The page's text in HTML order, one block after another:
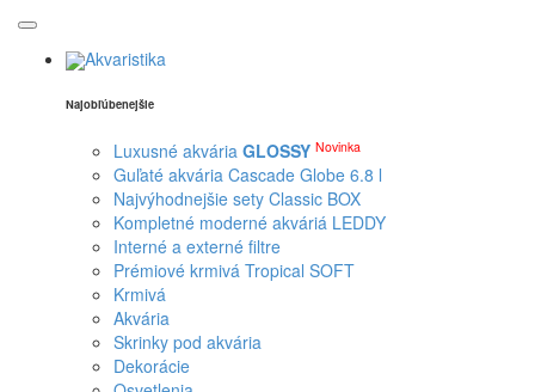
Akvaristika
Najobľúbenejšie
Luxusné akvária GLOSSY Novinka
Guľaté akvária Cascade Globe 6.8 l
Najvýhodnejšie sety Classic BOX
Kompletné moderné akváriá LEDDY
Interné a externé filtre
Prémiové krmivá Tropical SOFT
Krmivá
Akvária
Skrinky pod akvária
Dekorácie